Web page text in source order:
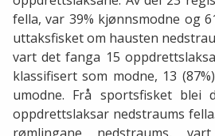
fella, var 39% kjønnsmodne og
uttaksfisket om hausten
vart det fanga 15
klassifisert som modne, 13
umodne. Frå sportsfisket
oppdrettslaksar nedstraums